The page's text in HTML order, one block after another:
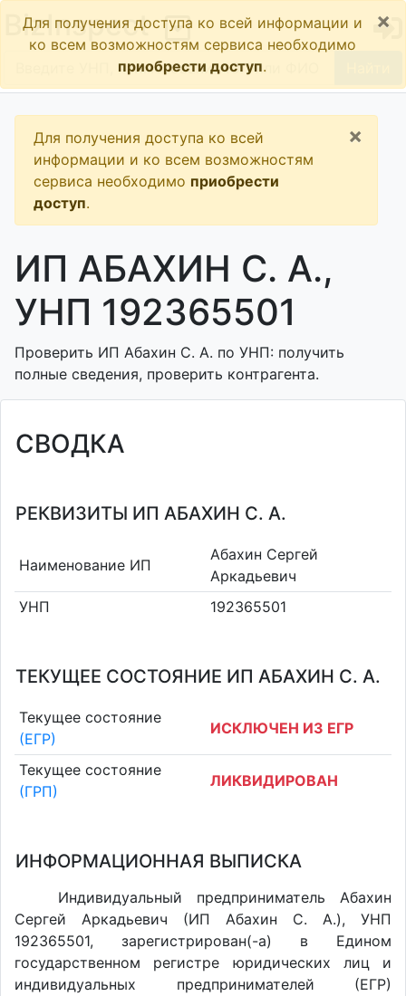
BizInspect
Для получения доступа ко всей информации и
ко всем возможностям сервиса необходимо
приобрести доступ.
×
Для получения доступа ко всей
информации и ко всем возможностям
сервиса необходимо приобрести
доступ.
×
ИП АБАХИН С. А.,
УНП 192365501
Проверить ИП Абахин С. А. по УНП: получить
полные сведения, проверить контрагента.
СВОДКА
РЕКВИЗИТЫ ИП АБАХИН С. А.
Наименование ИП
Абахин Сергей
Аркадьевич
УНП
192365501
ТЕКУЩЕЕ СОСТОЯНИЕ ИП АБАХИН С. А.
Текущее состояние
(ЕГР)
ИСКЛЮЧЕН ИЗ ЕГР
Текущее состояние
(ГРП)
ЛИКВИДИРОВАН
ИНФОРМАЦИОННАЯ ВЫПИСКА
Индивидуальный предприниматель Абахин
Сергей Аркадьевич (ИП Абахин С. А.), УНП
192365501, зарегистрирован(-а) в Едином
государственном регистре юридических лиц и
индивидуальных предпринимателей (ЕГР)